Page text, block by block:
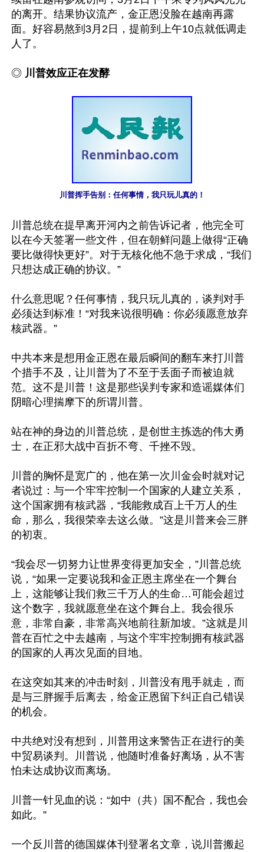
的离开。结果协议流产，金正恩没脸在越南再露
面。好容易熬到3月2日，提前到上午10点就低调走
人了。
◎ 川普效应正在发酵
川普挥手告别：任何事情，我只玩儿真的！
川普总统在提早离开河内之前告诉记者，他完全可
以在今天签署一些文件，但在朝鲜问题上做得“正确
要比做得快更好”。对于无核化他不急于求成，“我们
只想达成正确的协议。”
什么意思呢？任何事情，我只玩儿真的，谈判对手
必须达到标准！“对我来说很明确：你必须愿意放弃
核武器。”
中共本来是想用金正恩在最后瞬间的翻车来打川普
个措手不及，让川普为了不至于丢面子而被迫就
范。这不是川普！这是那些误判专家和造谣媒体们
阴暗心理揣摩下的所谓川普。
站在神的身边的川普总统，是创世主拣选的伟大勇
士，在正邪大战中百折不弯、千挫不毁。
川普的胸怀是宽广的，他在第一次川金会时就对记
者说过：与一个牢牢控制一个国家的人建立关系，
这个国家拥有核武器，“我能救成百上千万人的生
命，那么，我很荣幸去这么做。”这是川普来会三胖
的初衷。
“我会尽一切努力让世界变得更加安全，”川普总统
说，“如果一定要说我和金正恩主席坐在一个舞台
上，这能够让我们救三千万人的生命…可能会超过
这个数字，我就愿意坐在这个舞台上。我会很乐
意，非常自豪，非常高兴地前往新加坡。”这就是川
普在百忙之中去越南，与这个牢牢控制拥有核武器
的国家的人再次见面的目地。
在这突如其来的冲击时刻，川普没有甩手就走，而
是与三胖握手后离去，给金正恩留下纠正自己错误
的机会。
中共绝对没有想到，川普用这来警告正在进行的美
中贸易谈判。川普说，他随时准备好离场，从不害
怕未达成协议而离场。
川普一针见血的说：“如中（共）国不配合，我也会
如此。”
一个反川普的德国媒体刊登署名文章，说川普搬起